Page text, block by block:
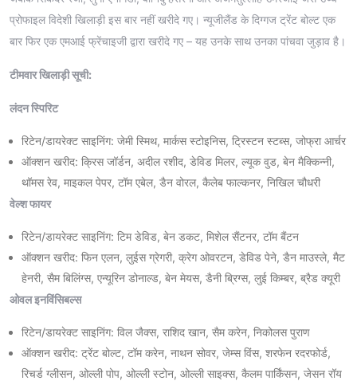
प्रोफाइल विदेशी खिलाड़ी इस बार नहीं खरीदे गए। न्यूजीलैंड के दिग्गज ट्रेंट बोल्ट एक
बार फिर एक एमआई फ्रेंचाइजी द्वारा खरीदे गए – यह उनके साथ उनका पांचवा जुड़ाव है।
टीमवार खिलाड़ी सूची:
लंदन स्पिरिट
रिटेन/डायरेक्ट साइनिंग: जेमी स्मिथ, मार्कस स्टोइनिस, ट्रिस्टन स्टब्स, जोफ्रा आर्चर
ऑक्शन खरीद: क्रिस जॉर्डन, अदील रशीद, डेविड मिलर, ल्यूक वुड, बेन मैक्किन्नी,
थॉमस रेव, माइकल पेपर, टॉम एबेल, डैन वोरल, कैलेब फाल्कनर, निखिल चौधरी
वेल्श फायर
रिटेन/डायरेक्ट साइनिंग: टिम डेविड, बेन डकट, मिशेल सैंटनर, टॉम बैंटन
ऑक्शन खरीद: फिन एलन, लुईस ग्रेगरी, क्रेग ओवरटन, डेविड पेने, डैन माउस्ले, मैट
हेनरी, सैम बिलिंग्स, एन्यूरिन डोनाल्ड, बेन मेयस, डैनी ब्रिग्स, लुई किम्बर, ब्रैड क्यूरी
ओवल इनविंसिबल्स
रिटेन/डायरेक्ट साइनिंग: विल जैक्स, राशिद खान, सैम करेन, निकोलस पुराण
ऑक्शन खरीद: ट्रेंट बोल्ट, टॉम करेन, नाथन सोवर, जेम्स विंस, शरफेन रदरफोर्ड,
रिचर्ड ग्लीसन, ओल्ली पोप, ओल्ली स्टोन, ओल्ली साइक्स, कैलम पार्किंसन, जेसन रॉय